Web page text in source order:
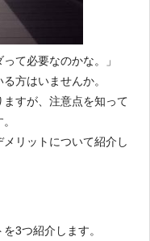
て必要なのかな。」
方はいませんか。
すが、注意点を知って
リットについて紹介し
3つ紹介します。